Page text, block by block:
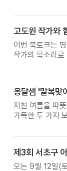
고도원 작가와
이번 북토크는 명
작가의 목소리
옹달샘 '말복맞
지친 여름을 따
가득한 두 가지
오는 9월 12일(